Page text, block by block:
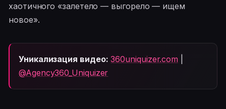
хаотичного «залетело — выгорело — ищем
новое».
Уникализация видео: 360uniquizer.com
@Agency360_Uniquizer